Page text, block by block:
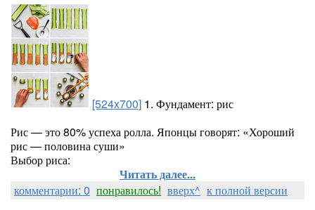
[524x700] 1. Фундамент: рис
Рис — это 80% успеха ролла. Японцы говорят: «Хороший
рис — половина суши»
Выбор риса:
Читать далее...
комментарии: 0 понравилось! вверх^ к полной версии